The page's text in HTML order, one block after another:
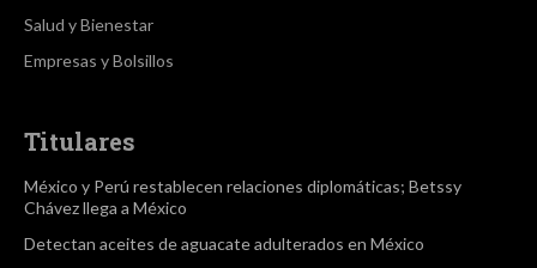
Salud y Bienestar
Empresas y Bolsillos
Titulares
México y Perú restablecen relaciones diplomáticas; Betssy
Chávez llega a México
Detectan aceites de aguacate adulterados en México